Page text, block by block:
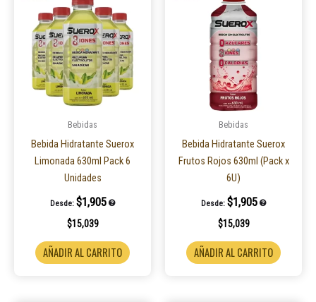
Bebidas
Bebida Hidratante Suerox
Limonada 630ml Pack 6
Unidades
Desde: $1,905
$15,039
AÑADIR AL CARRITO
Bebidas
Bebida Hidratante Suerox
Frutos Rojos 630ml (Pack x
6U)
Desde: $1,905
$15,039
AÑADIR AL CARRITO